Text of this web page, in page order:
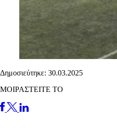
Δημοσιεύτηκε: 30.03.2025
ΜΟΙΡΑΣΤΕΙΤΕ ΤΟ